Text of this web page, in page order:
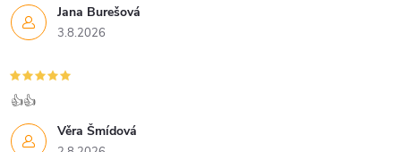
Jana Burešová
3.8.2026
Věra Šmídová
👍👍